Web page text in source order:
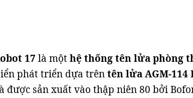
17 là mộthệ thống tên lửa phòng
phát triển dựa trêntên lửa AGM-
được sản xuất vào thập niên 80 bởi